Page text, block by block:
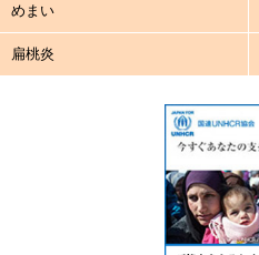
めまい
扁桃炎